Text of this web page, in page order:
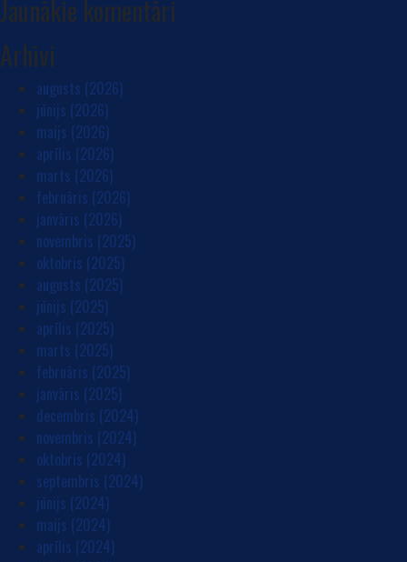
Jaunākie komentāri
Arhīvi
augusts (2026)
jūnijs (2026)
maijs (2026)
aprīlis (2026)
marts (2026)
februāris (2026)
janvāris (2026)
novembris (2025)
oktobris (2025)
augusts (2025)
jūnijs (2025)
aprīlis (2025)
marts (2025)
februāris (2025)
janvāris (2025)
decembris (2024)
novembris (2024)
oktobris (2024)
septembris (2024)
jūnijs (2024)
maijs (2024)
aprīlis (2024)